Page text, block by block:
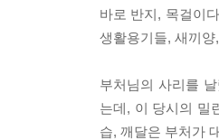
바로 반지, 목걸이
생활용기들, 새끼
부처님의 사리를
는데, 이 당시의 밀
습, 깨달은 부처가